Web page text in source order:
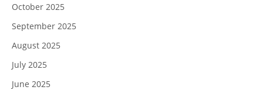
October 2025
September 2025
August 2025
July 2025
June 2025